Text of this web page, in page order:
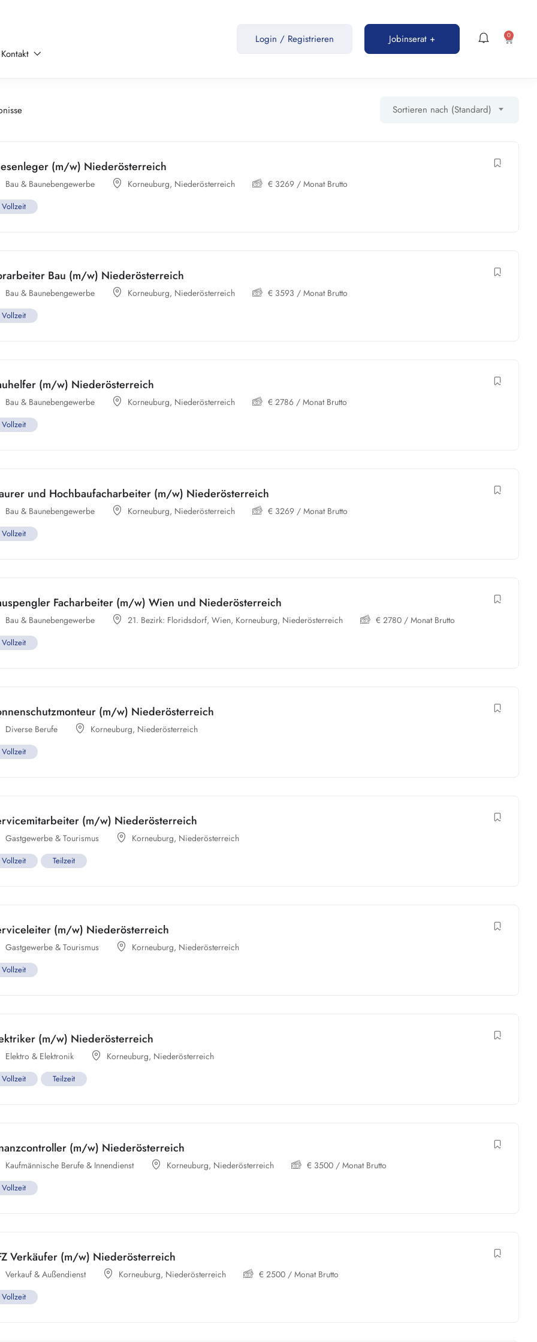
Kontakt
Login / Registrieren Jobinserat + 0
Sortieren nach (Standard)
(m/w) Niederösterreich
Bau & Baunebengewerbe Korneuburg, Niederösterreich € 3269 / Monat Brutto
Vollzeit
Bau (m/w) Niederösterreich
Bau & Baunebengewerbe Korneuburg, Niederösterreich € 3593 / Monat Brutto
Vollzeit
(m/w) Niederösterreich
Bau & Baunebengewerbe Korneuburg, Niederösterreich € 2786 / Monat Brutto
Vollzeit
und Hochbaufacharbeiter (m/w) Niederösterreich
Bau & Baunebengewerbe Korneuburg, Niederösterreich € 3269 / Monat Brutto
Vollzeit
Facharbeiter (m/w) Wien und Niederösterreich
Bau & Baunebengewerbe 21. Bezirk: Floridsdorf, Wien, Korneuburg, Niederösterreich € 2780 / Monat Brutto
Vollzeit
(m/w) Niederösterreich
Diverse Berufe Korneuburg, Niederösterreich
Vollzeit
(m/w) Niederösterreich
Gastgewerbe & Tourismus Korneuburg, Niederösterreich
Vollzeit Teilzeit
(m/w) Niederösterreich
Gastgewerbe & Tourismus Korneuburg, Niederösterreich
Vollzeit
(m/w) Niederösterreich
Elektro & Elektronik Korneuburg, Niederösterreich
Vollzeit Teilzeit
(m/w) Niederösterreich
Kaufmännische Berufe & Innendienst Korneuburg, Niederösterreich € 3500 / Monat Brutto
Vollzeit
Verkäufer (m/w) Niederösterreich
Verkauf & Außendienst Korneuburg, Niederösterreich € 2500 / Monat Brutto
Vollzeit